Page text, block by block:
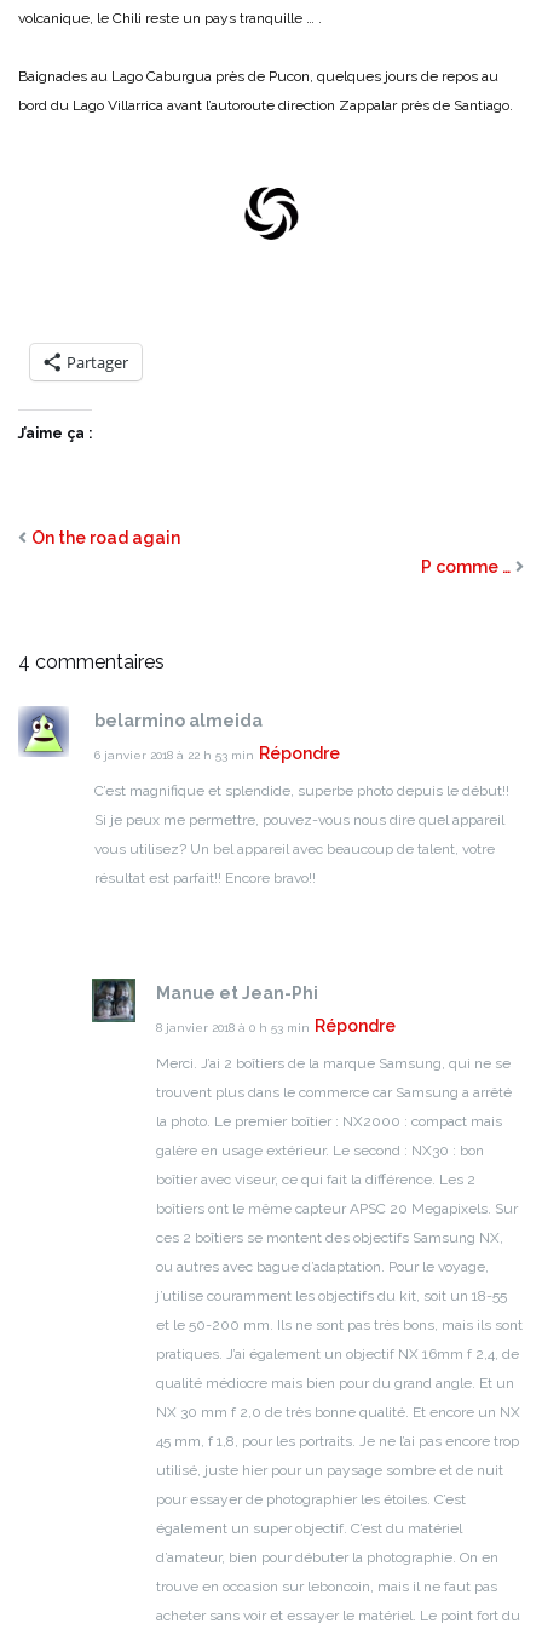
volcanique, le Chili reste un pays tranquille … .
Baignades au Lago Caburgua près de Pucon, quelques jours de repos au
bord du Lago Villarrica avant l’autoroute direction Zappalar près de Santiago.
Partager
J’aime ça :
On the road again
P comme …
4 commentaires
belarmino almeida
6 janvier 2018 à 22 h 53 min Répondre
C’est magnifique et splendide, superbe photo depuis le début!!
Si je peux me permettre, pouvez-vous nous dire quel appareil
vous utilisez?Un bel appareil avec beaucoup de talent, votre
résultat est parfait!! Encore bravo!!
Manue et Jean-Phi
8 janvier 2018 à 0 h 53 min Répondre
Merci. J’ai 2 boîtiers de la marque Samsung, qui ne se
trouvent plus dans le commerce car Samsung a arrêté
la photo. Le premier boîtier : NX2000 : compact mais
galère en usage extérieur. Le second : NX30 : bon
boîtier avec viseur, ce qui fait la différence. Les 2
boîtiers ont le même capteur APSC 20 Megapixels. Sur
ces 2 boîtiers se montent des objectifs Samsung NX,
ou autres avec bague d’adaptation. Pour le voyage,
j’utilise couramment les objectifs du kit, soit un 18-55
et le 50-200 mm. Ils ne sont pas très bons, mais ils sont
pratiques. J’ai également un objectif NX 16mm f 2,4, de
qualité médiocre mais bien pour du grand angle. Et un
NX 30 mm f 2,0 de très bonne qualité. Et encore un NX
45 mm, f 1,8, pour les portraits. Je ne l’ai pas encore trop
utilisé, juste hier pour un paysage sombre et de nuit
pour essayer de photographier les étoiles. C’est
également un super objectif. C’est du matériel
d’amateur, bien pour débuter la photographie. On en
trouve en occasion sur leboncoin, mais il ne faut pas
acheter sans voir et essayer le matériel. Le point fort du